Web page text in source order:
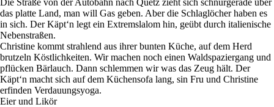
das platte Land, man will Gas geben. Aber die Schlaglöcher haben es
in sich. Der Käpt‘n legt ein Extremslalom hin, geübt durch italienische
Nebenstraßen.
Christine kommt strahlend aus ihrer bunten Küche, auf dem Herd
brutzeln Köstlichkeiten. Wir machen noch einen Waldspaziergang und
pflücken Bärlauch. Dann schlemmen wir was das Zeug hält. Der
Käpt‘n macht sich auf dem Küchensofa lang, sin Fru und Christine
erfinden Verdauungsyoga.
Eier und Likör